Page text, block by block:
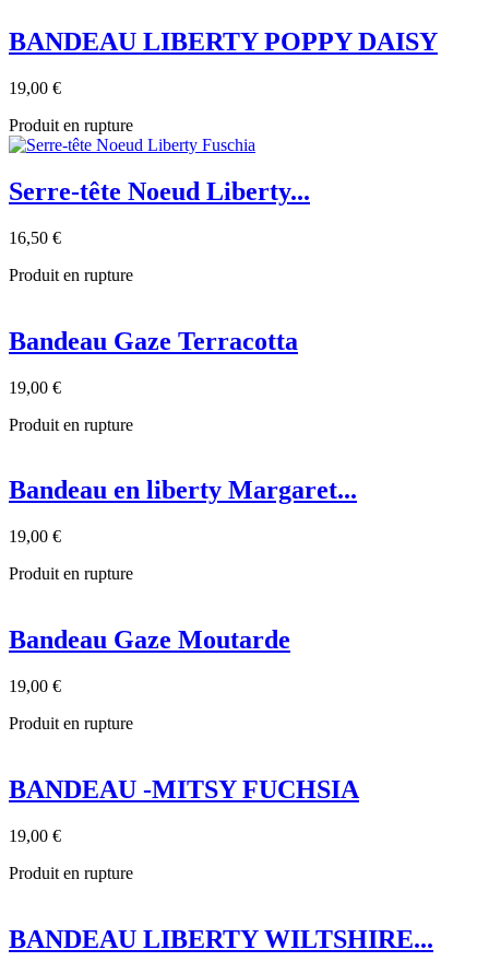
BANDEAU LIBERTY POPPY DAISY
19,00 €
Produit en rupture
Serre-tête Noeud Liberty...
16,50 €
Produit en rupture
Bandeau Gaze Terracotta
19,00 €
Produit en rupture
Bandeau en liberty Margaret...
19,00 €
Produit en rupture
Bandeau Gaze Moutarde
19,00 €
Produit en rupture
BANDEAU -MITSY FUCHSIA
19,00 €
Produit en rupture
BANDEAU LIBERTY WILTSHIRE...